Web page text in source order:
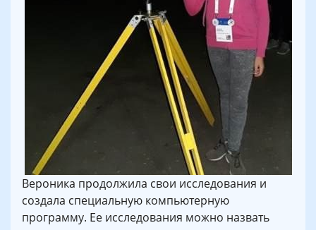
Вероника продолжила свои исследования и
создала специальную компьютерную
программу. Ее исследования можно назвать